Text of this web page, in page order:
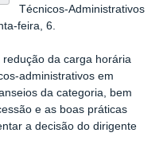
Técnicos-Administrativos
feira, 6.
da carga horária
administrativos em
da categoria, bem
e as boas práticas
a decisão do dirigente